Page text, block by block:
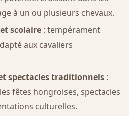
à un ou plusieurs chevaux.
scolaire: tempérament
aux cavaliers
spectacles traditionnels:
fêtes hongroises, spectacles
culturelles.